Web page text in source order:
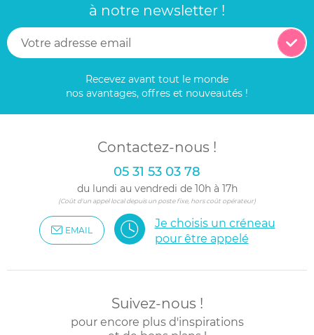
à notre newsletter !
Recevez avant tout le monde
nos avantages, offres et nouveautés !
Contactez-nous !
05 31 53 03 78
du lundi au vendredi de 10h à 17h
(Coût d'un appel local depuis un poste fixe, hors coût opérateur)
EMAIL
Je choisis un créneau
pour être appelé
Suivez-nous !
pour encore plus d'inspirations